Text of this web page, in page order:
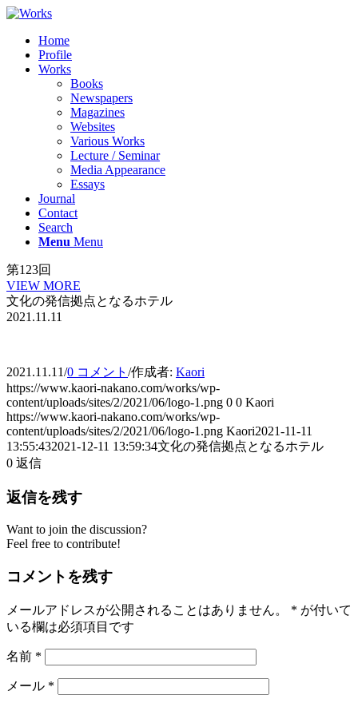
Home
Profile
Works
Books
Newspapers
Magazines
Websites
Various Works
Lecture / Seminar
Media Appearance
Essays
Journal
Contact
Search
Menu Menu
第123回
VIEW MORE
文化の発信拠点となるホテル
2021.11.11
2021.11.11/0 コメント /作成者: Kaori
https://www.kaori-nakano.com/works/wp-
content/uploads/sites/2/2021/06/logo-1.png 0 0 Kaori
https://www.kaori-nakano.com/works/wp-
content/uploads/sites/2/2021/06/logo-1.png Kaori2021-11-11
13:55:432021-12-11 13:59:34文化の発信拠点となるホテル
0 返信
返信を残す
Want to join the discussion?
Feel free to contribute!
コメントを残す
メールアドレスが公開されることはありません。 * が付いて
いる欄は必須項目です
名前 *
メール *